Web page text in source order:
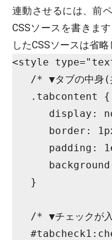
連動させるには、前
CSSソースを書きま
したCSSソースは省略
<style
/* ▼タブの中身(
   .tabcontent {
display:
border: 1px
padding:
background-
   }
/* ▼チェックが